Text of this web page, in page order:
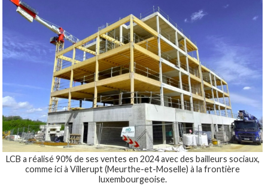
LCB a réalisé 90% de ses ventes en 2024 avec des bailleurs sociaux,
comme ici à Villerupt (Meurthe-et-Moselle) à la frontière
luxembourgeoise.